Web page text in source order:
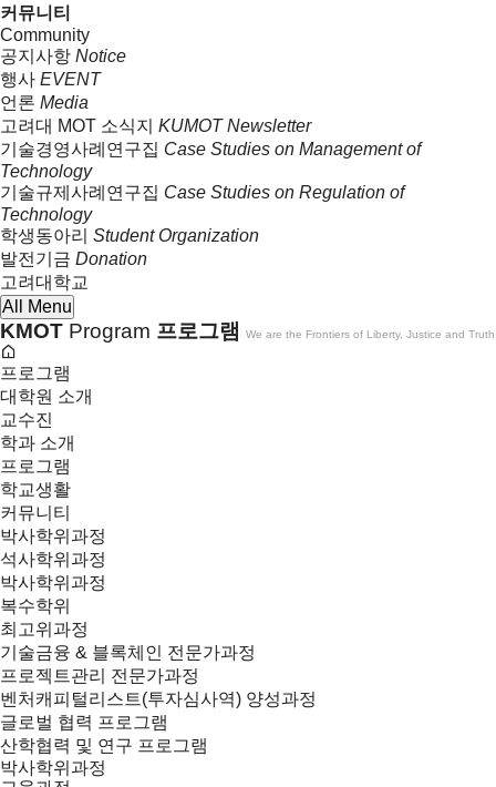
커뮤니티
Community
공지사항 Notice
행사 EVENT
언론 Media
고려대 MOT 소식지 KUMOT Newsletter
기술경영사례연구집 Case Studies on Management of
Technology
기술규제사례연구집 Case Studies on Regulation of
Technology
학생동아리 Student Organization
발전기금 Donation
고려대학교
All Menu
KMOT Program 프로그램 We are the Frontiers of Liberty, Justice and Truth
프로그램
대학원 소개
교수진
학과 소개
프로그램
학교생활
커뮤니티
박사학위과정
석사학위과정
박사학위과정
복수학위
최고위과정
기술금융 & 블록체인 전문가과정
프로젝트관리 전문가과정
벤처캐피털리스트(투자심사역) 양성과정
글로벌 협력 프로그램
산학협력 및 연구 프로그램
박사학위과정